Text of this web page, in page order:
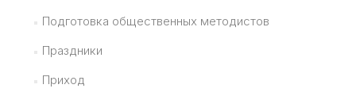
Подготовка общественных методистов
Праздники
Приход